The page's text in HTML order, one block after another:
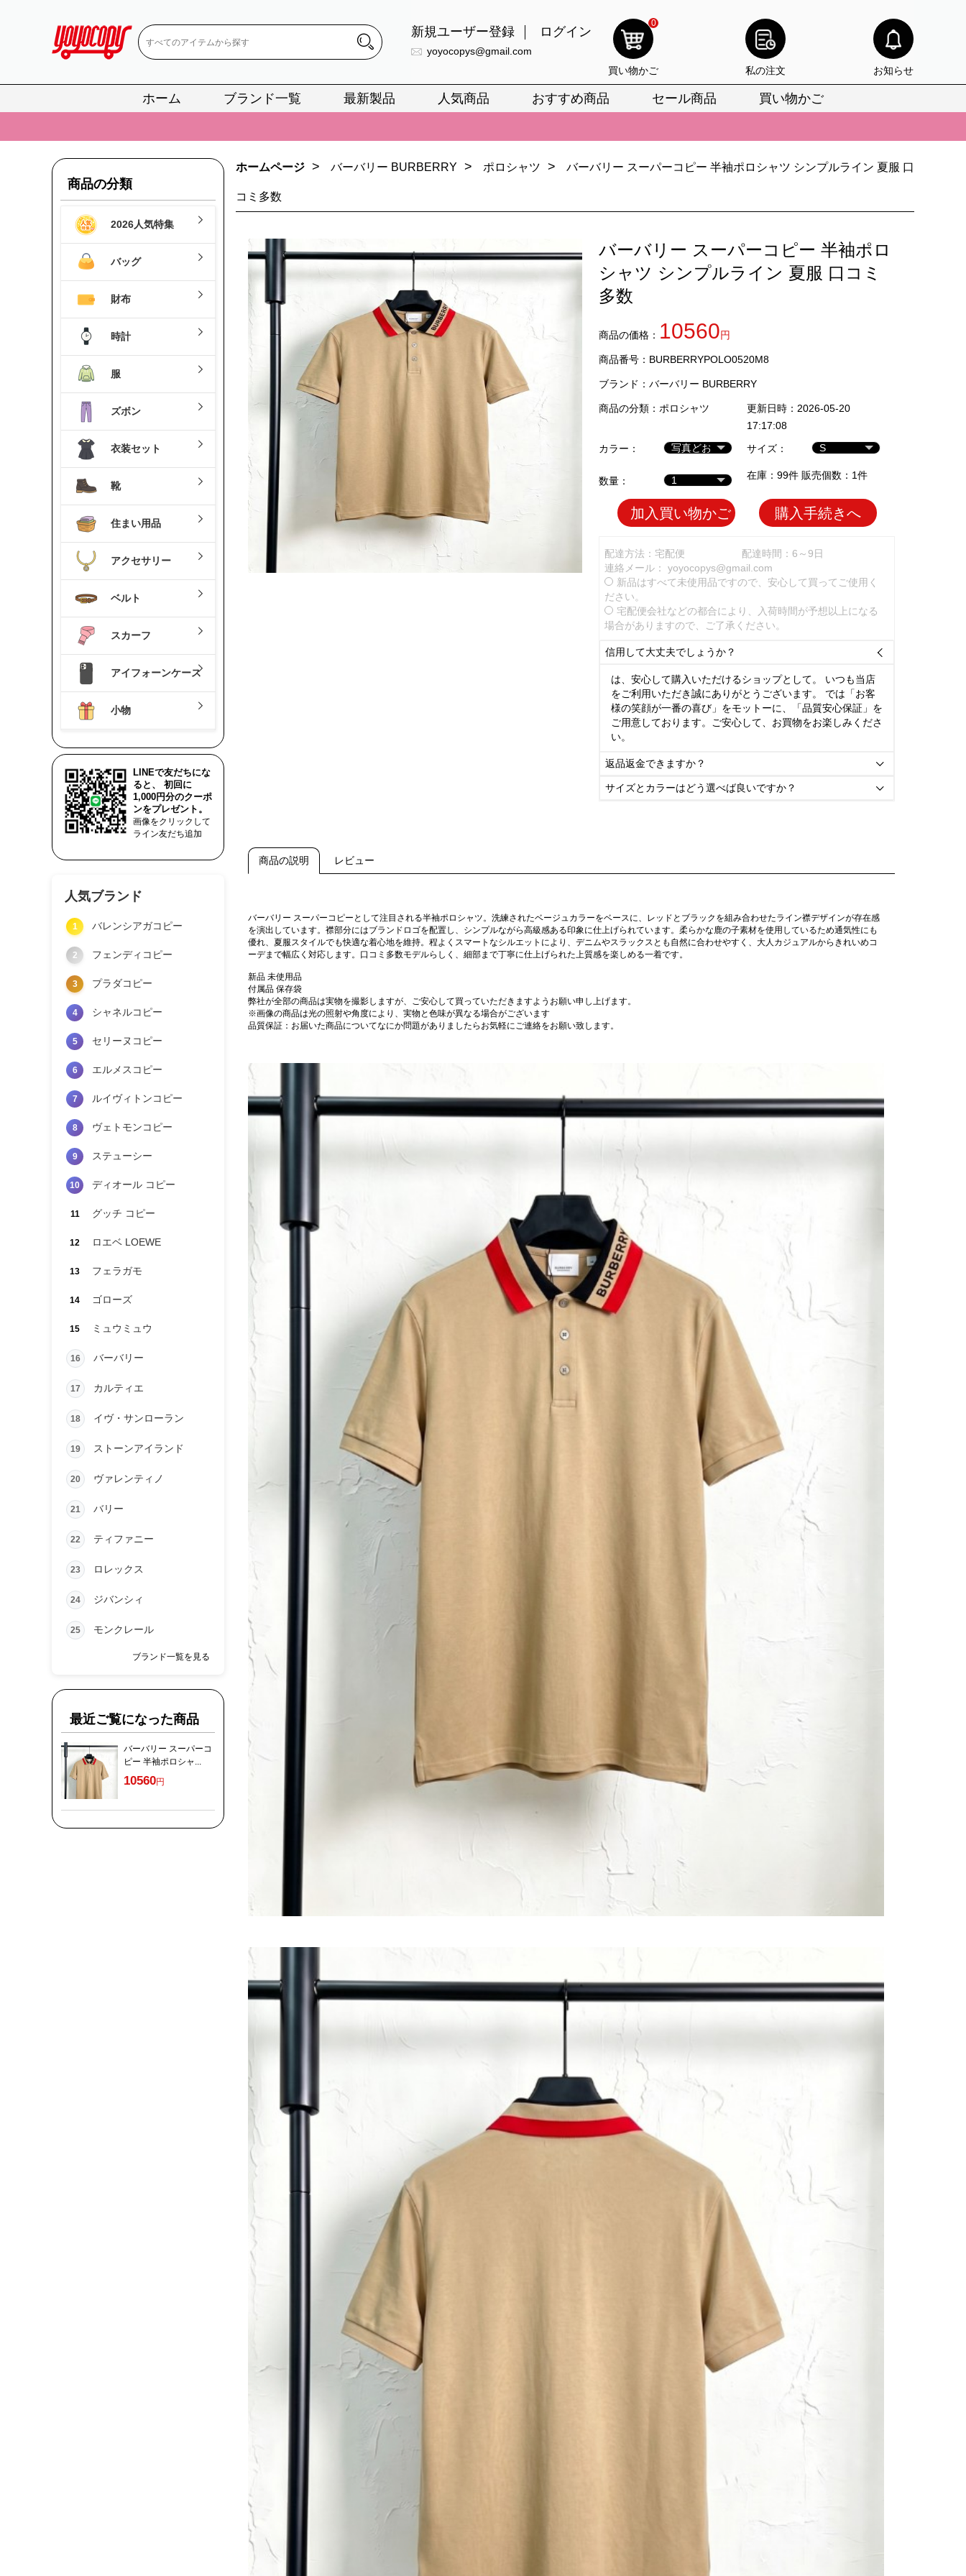
新規ユーザー登録 ログイン
yoyocopys@gmail.com
0
買い物かご 私の注文 お知らせ
ホーム ブランド一覧 最新製品 人気商品 おすすめ商品 セール商品 買い物かご
📢 当店は正真正銘のn級スーパーコピーのみ取扱い。最高品質の再現度を安心してお選びいただけます。
📢 2026春の新作続々更新中！期間中のご注文でお得な割引をご利用いただけます。
📢 新作入荷！ルイ・ヴィトンスーパーコピー バッグ最新モデルが登場。上質な仕上がりをお見逃しなく。
📢 当店は正真正銘のn級スーパーコピーのみ取扱い。最高品質の再現度を安心してお選びいただけます。
📢 新作入荷！ルイ・ヴィトンスーパーコピー バッグ最新モデルが登場。上質な仕上がりをお見逃しなく。
商品の分類
2026人気特集
バッグ
財布
時計
服
ズボン
衣装セット
靴
住まい用品
アクセサリー
ベルト
スカーフ
アイフォーンケース
小物
LINEで友だちにな
ると、 初回に
1,000円分のクーポ
ンをプレゼント。
画像をクリックして
ライン友だち追加
人気ブランド
1 バレンシアガコピー
2 フェンディコピー
3 プラダコピー
4 シャネルコピー
5 セリーヌコピー
6 エルメスコピー
7 ルイヴィトンコピー
8 ヴェトモンコピー
9 ステューシー
10 ディオール コピー
11 グッチ コピー
12 ロエベ LOEWE
13 フェラガモ
14 ゴローズ
15 ミュウミュウ
16 バーバリー
17 カルティエ
18 イヴ・サンローラン
19 ストーンアイランド
20 ヴァレンティノ
21 バリー
22 ティファニー
23 ロレックス
24 ジバンシィ
25 モンクレール
ブランド一覧を見る
最近ご覧になった商品
バーバリー スーパーコ
ピー 半袖ポロシャ...
10560円
ホームページ > バーバリー BURBERRY > ポロシャツ > バーバリー スーパーコピー 半袖ポロシャツ シンプルライン 夏服 口
コミ多数
バーバリー スーパーコピー 半袖ポロ
シャツ シンプルライン 夏服 口コミ
多数
商品の価格： 10560円
商品番号：BURBERRYPOLO0520M8
ブランド： バーバリー BURBERRY
商品の分類： ポロシャツ
更新日時：2026-05-20
17:17:08
カラー：
サイズ：
数量： 在庫：99件 販売個数：1件
加入買い物かご 購入手続きへ
配達方法：宅配便
配達時間：6～9日
連絡メール： yoyocopys@gmail.com
新品はすべて未使用品ですので、安心して買ってご使用く
ださい。
宅配便会社などの都合により、入荷時間が予想以上になる
場合がありますので、ご了承ください。
信用して大丈夫でしょうか？ 
は、安心して購入いただけるショップとして。 いつも当店
をご利用いただき誠にありがとうございます。 では「お客
様の笑顔が一番の喜び」をモットーに、「品質安心保証」を
ご用意しております。ご安心して、お買物をお楽しみくださ
い。
返品返金できますか？ 
サイズとカラーはどう選べば良いですか？ 
商品の説明 レビュー
バーバリー スーパーコピーとして注目される半袖ポロシャツ。洗練されたベージュカラーをベースに、レッドとブラックを組み合わせたライン襟デザインが存在感
を演出しています。襟部分にはブランドロゴを配置し、シンプルながら高級感ある印象に仕上げられています。柔らかな鹿の子素材を使用しているため通気性にも
優れ、夏服スタイルでも快適な着心地を維持。程よくスマートなシルエットにより、デニムやスラックスとも自然に合わせやすく、大人カジュアルからきれいめコ
ーデまで幅広く対応します。口コミ多数モデルらしく、細部まで丁寧に仕上げられた上質感を楽しめる一着です。
新品 未使用品
付属品 保存袋
弊社が全部の商品は実物を撮影しますが、ご安心して買っていただきますようお願い申し上げます。
※画像の商品は光の照射や角度により、実物と色味が異なる場合がございます
品質保証：お届いた商品についてなにか問題がありましたらお気軽にご連絡をお願い致します。